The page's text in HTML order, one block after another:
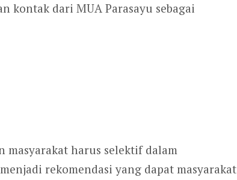
kontak dari MUA Parasayu sebagai
masyarakat harus selektif dalam
rekomendasi yang dapat masyarakat